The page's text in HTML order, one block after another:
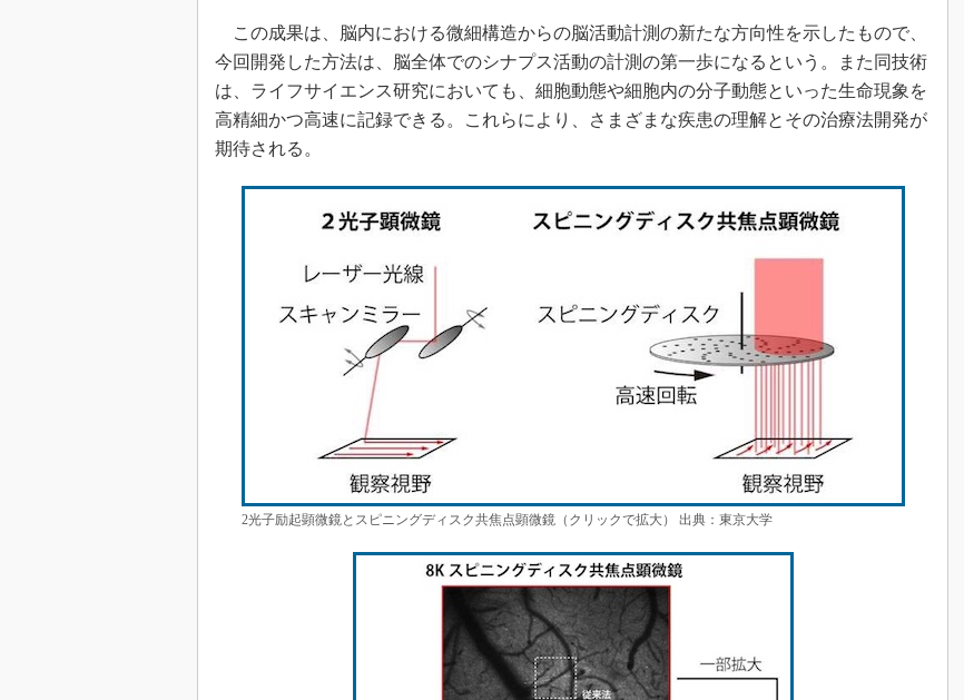
この成果は、脳内における微細構造からの脳活動計測の新たな方向性を示したもので、
今回開発した方法は、脳全体でのシナプス活動の計測の第一歩になるという。また同技術
は、ライフサイエンス研究においても、細胞動態や細胞内の分子動態といった生命現象を
高精細かつ高速に記録できる。これらにより、さまざまな疾患の理解とその治療法開発が
期待される。
2光子励起顕微鏡とスピニングディスク共焦点顕微鏡（クリックで拡大） 出典：東京大学